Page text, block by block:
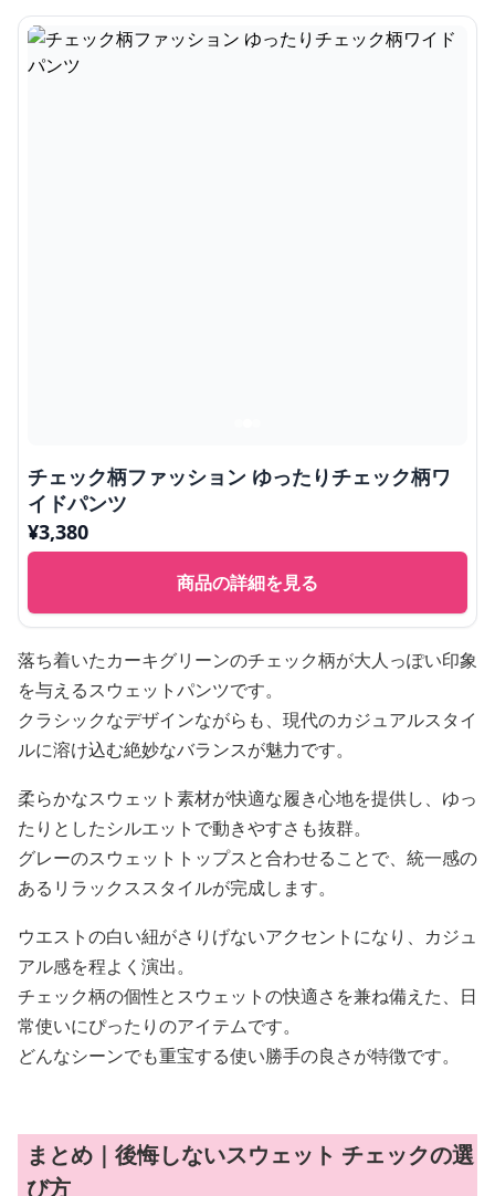
チェック柄ファッション ゆったりチェック柄ワ
イドパンツ
¥3,380
商品の詳細を見る
落ち着いたカーキグリーンのチェック柄が大人っぽい印象
を与えるスウェットパンツです。
クラシックなデザインながらも、現代のカジュアルスタイ
ルに溶け込む絶妙なバランスが魅力です。
柔らかなスウェット素材が快適な履き心地を提供し、ゆっ
たりとしたシルエットで動きやすさも抜群。
グレーのスウェットトップスと合わせることで、統一感の
あるリラックススタイルが完成します。
ウエストの白い紐がさりげないアクセントになり、カジュ
アル感を程よく演出。
チェック柄の個性とスウェットの快適さを兼ね備えた、日
常使いにぴったりのアイテムです。
どんなシーンでも重宝する使い勝手の良さが特徴です。
まとめ｜後悔しないスウェット チェックの選
び方